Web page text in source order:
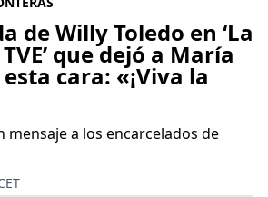
de Willy Toledo en ‘La
que dejó a María
cara: «¡Viva la
mensaje a los encarcelados de